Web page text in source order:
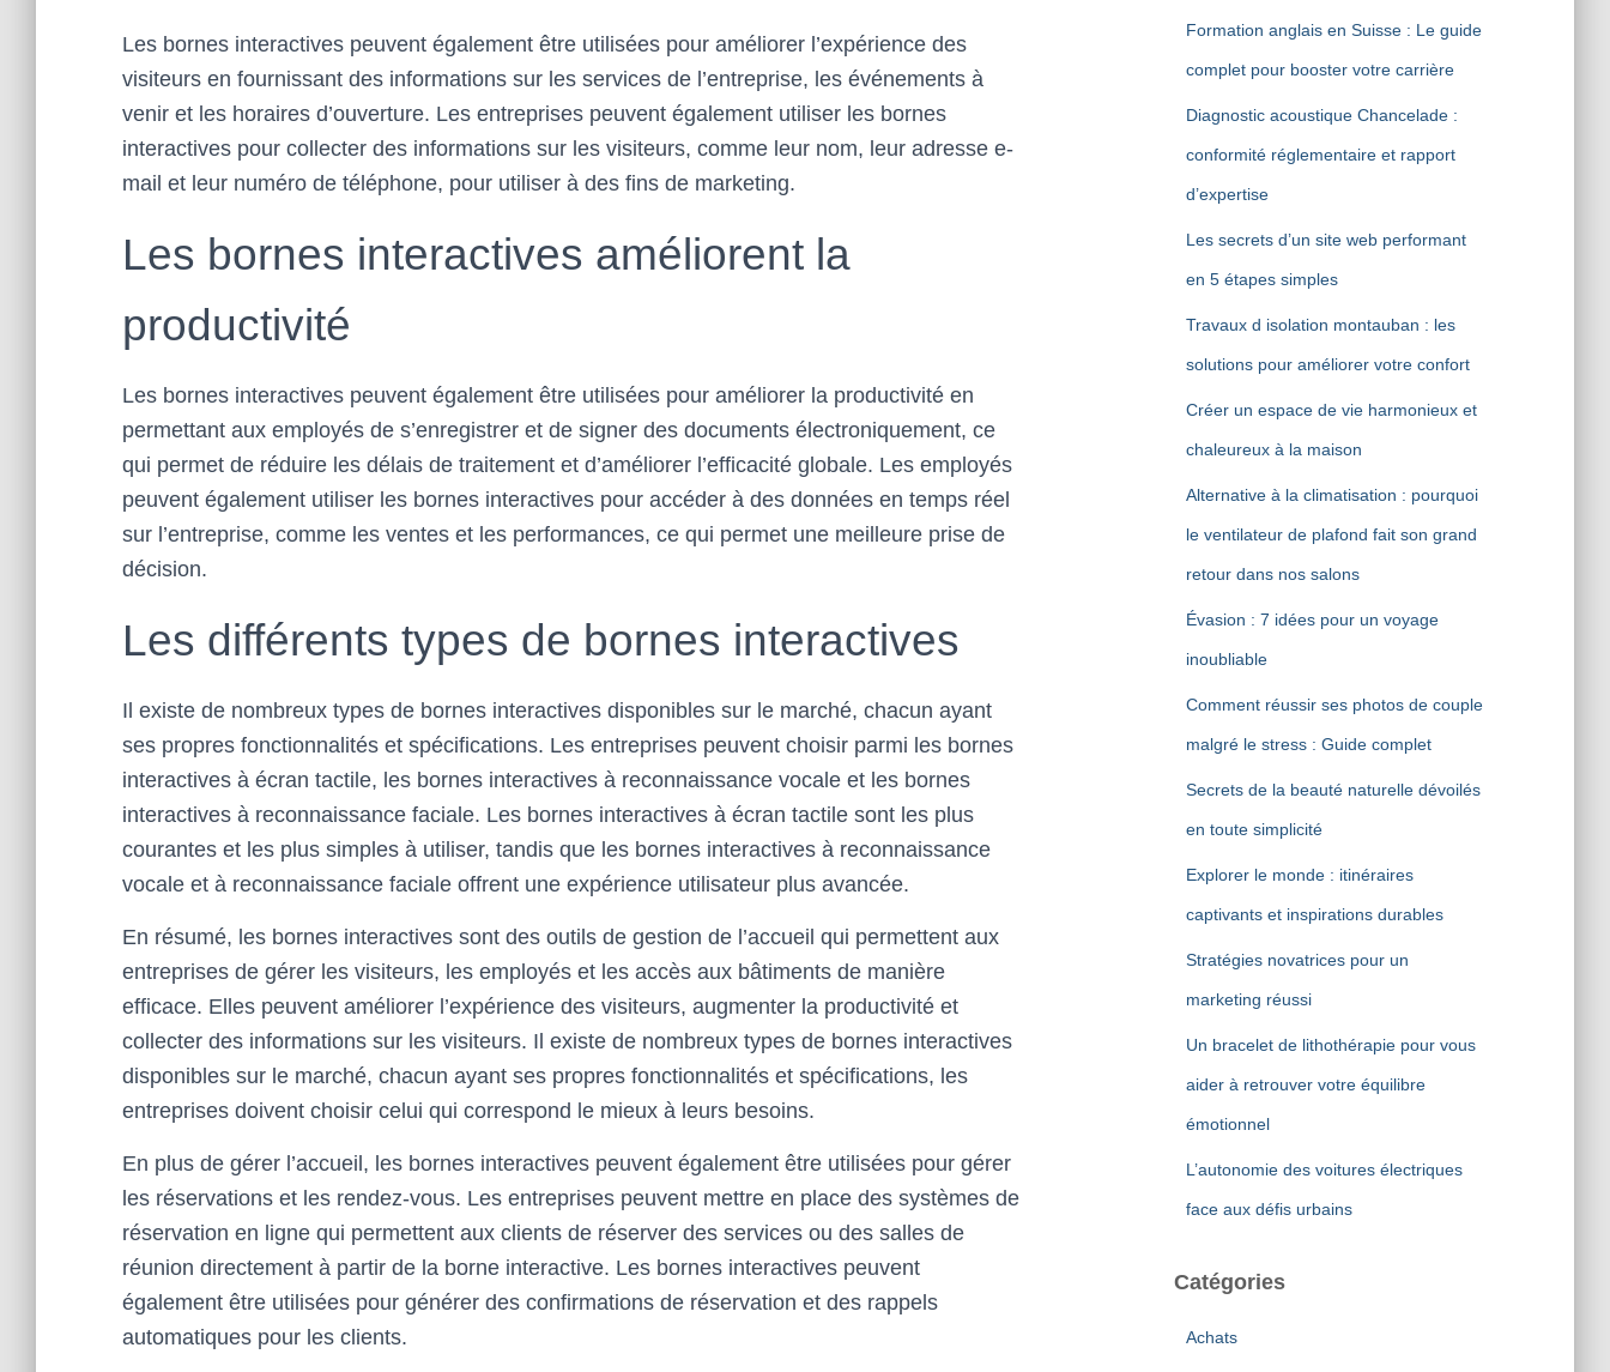
Les bornes interactives peuvent également être utilisées pour améliorer l’expérience des
visiteurs en fournissant des informations sur les services de l’entreprise, les événements à
venir et les horaires d’ouverture. Les entreprises peuvent également utiliser les bornes
interactives pour collecter des informations sur les visiteurs, comme leur nom, leur adresse e-
mail et leur numéro de téléphone, pour utiliser à des fins de marketing.
Les bornes interactives améliorent la
productivité
Les bornes interactives peuvent également être utilisées pour améliorer la productivité en
permettant aux employés de s’enregistrer et de signer des documents électroniquement, ce
qui permet de réduire les délais de traitement et d’améliorer l’efficacité globale. Les employés
peuvent également utiliser les bornes interactives pour accéder à des données en temps réel
sur l’entreprise, comme les ventes et les performances, ce qui permet une meilleure prise de
décision.
Les différents types de bornes interactives
Il existe de nombreux types de bornes interactives disponibles sur le marché, chacun ayant
ses propres fonctionnalités et spécifications. Les entreprises peuvent choisir parmi les bornes
interactives à écran tactile, les bornes interactives à reconnaissance vocale et les bornes
interactives à reconnaissance faciale. Les bornes interactives à écran tactile sont les plus
courantes et les plus simples à utiliser, tandis que les bornes interactives à reconnaissance
vocale et à reconnaissance faciale offrent une expérience utilisateur plus avancée.
En résumé, les bornes interactives sont des outils de gestion de l’accueil qui permettent aux
entreprises de gérer les visiteurs, les employés et les accès aux bâtiments de manière
efficace. Elles peuvent améliorer l’expérience des visiteurs, augmenter la productivité et
collecter des informations sur les visiteurs. Il existe de nombreux types de bornes interactives
disponibles sur le marché, chacun ayant ses propres fonctionnalités et spécifications, les
entreprises doivent choisir celui qui correspond le mieux à leurs besoins.
En plus de gérer l’accueil, les bornes interactives peuvent également être utilisées pour gérer
les réservations et les rendez-vous. Les entreprises peuvent mettre en place des systèmes de
réservation en ligne qui permettent aux clients de réserver des services ou des salles de
réunion directement à partir de la borne interactive. Les bornes interactives peuvent
également être utilisées pour générer des confirmations de réservation et des rappels
automatiques pour les clients.
Formation anglais en Suisse : Le guide
complet pour booster votre carrière
Diagnostic acoustique Chancelade :
conformité réglementaire et rapport
d’expertise
Les secrets d’un site web performant
en 5 étapes simples
Travaux d isolation montauban : les
solutions pour améliorer votre confort
Créer un espace de vie harmonieux et
chaleureux à la maison
Alternative à la climatisation : pourquoi
le ventilateur de plafond fait son grand
retour dans nos salons
Évasion : 7 idées pour un voyage
inoubliable
Comment réussir ses photos de couple
malgré le stress : Guide complet
Secrets de la beauté naturelle dévoilés
en toute simplicité
Explorer le monde : itinéraires
captivants et inspirations durables
Stratégies novatrices pour un
marketing réussi
Un bracelet de lithothérapie pour vous
aider à retrouver votre équilibre
émotionnel
L’autonomie des voitures électriques
face aux défis urbains
Catégories
Achats